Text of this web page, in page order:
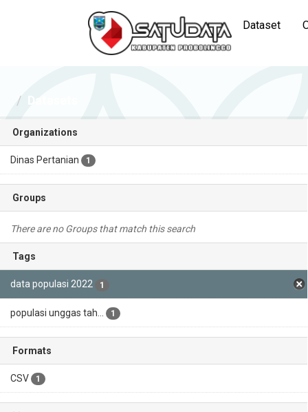
Dataset
Organizations
Dinas Pertanian 1
Groups
There are no Groups that match this search
Tags
data populasi 2022 1
populasi unggas tah... 1
Formats
CSV 1